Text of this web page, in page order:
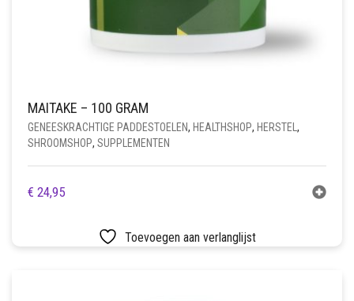
MAITAKE – 100 GRAM
GENEESKRACHTIGE PADDESTOELEN, HEALTHSHOP, HERSTEL ,
SHROOMSHOP, SUPPLEMENTEN
€ 24,95
Toevoegen aan verlanglijst